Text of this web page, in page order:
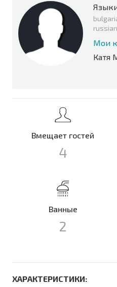
russian
Мои
Катя
Вмещает гостей
4
Ванные
2
ХАРАКТЕРИСТИКИ: